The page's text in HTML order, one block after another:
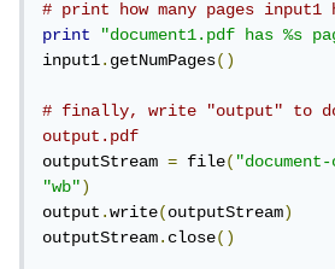
# print how many pages input1
print
"document1.pdf has %s
input1.getNumPages()
# finally, write "output" to
output.pdf
outputStream = file(
"wb")
output.write(outputStream)
outputStream.close()